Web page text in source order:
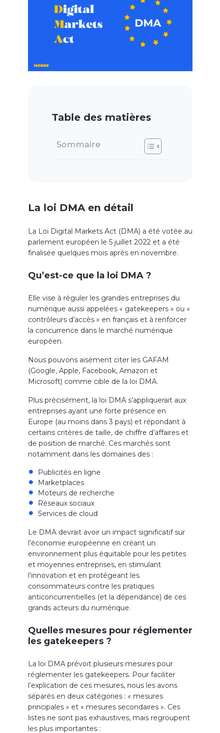
Table des matières
Sommaire
La loi DMA en détail
La Loi Digital Markets Act (DMA) a été votée au
parlement européen le 5 juillet 2022 et a été
finalisée quelques mois après en novembre.
Qu’est-ce que la loi DMA ?
Elle vise à réguler les grandes entreprises du
numérique aussi appelées « gatekeepers » ou «
contrôleurs d’accès » en français et à renforcer
la concurrence dans le marché numérique
européen.
Nous pouvons aisément citer les GAFAM
(Google, Apple, Facebook, Amazon et
Microsoft) comme cible de la loi DMA.
Plus précisément, la loi DMA s’appliquerait aux
entreprises ayant une forte présence en
Europe (au moins dans 3 pays) et répondant à
certains critères de taille, de chiffre d’affaires et
de position de marché. Ces marchés sont
notamment dans les domaines des :
Publicités en ligne
Marketplaces
Moteurs de recherche
Réseaux sociaux
Services de cloud
Le DMA devrait avoir un impact significatif sur
l’économie européenne en créant un
environnement plus équitable pour les petites
et moyennes entreprises, en stimulant
l’innovation et en protégeant les
consommateurs contre les pratiques
anticoncurrentielles (et la dépendance) de ces
grands acteurs du numérique.
Quelles mesures pour réglementer
les gatekeepers ?
La loi DMA prévoit plusieurs mesures pour
réglementer les gatekeepers. Pour faciliter
l’explication de ces mesures, nous les avons
séparés en deux catégories : « mesures
principales » et « mesures secondaires ». Ces
listes ne sont pas exhaustives, mais regroupent
les plus importantes :